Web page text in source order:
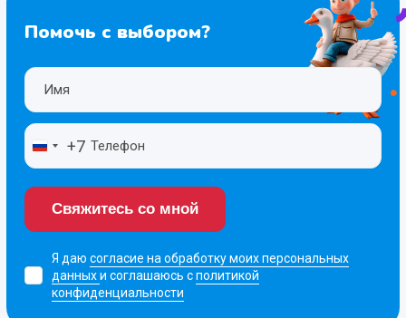
Помочь с выбором?
+7
Свяжитесь со мной
Я даю согласие на обработку моих персональных
данныхи соглашаюсь сполитикой
конфиденциальности